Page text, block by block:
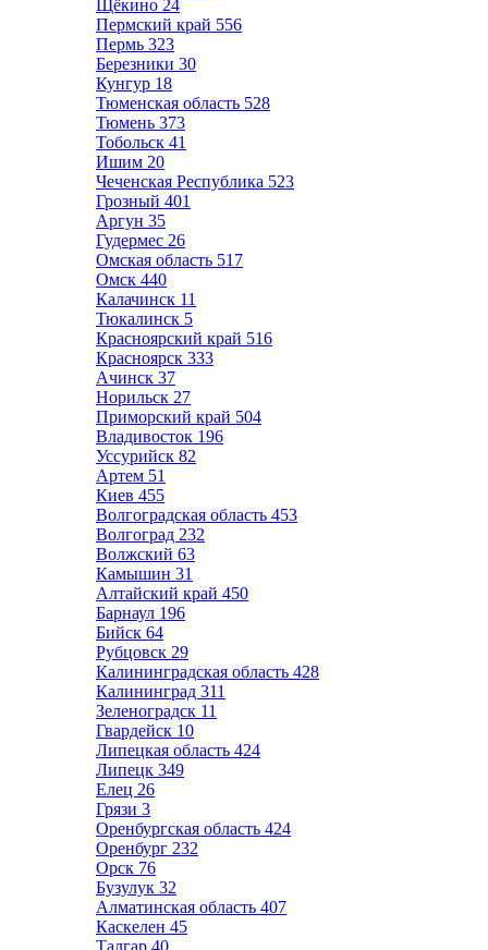
Щёкино 24
Пермский край 556
Пермь 323
Березники 30
Кунгур 18
Тюменская область 528
Тюмень 373
Тобольск 41
Ишим 20
Чеченская Республика 523
Грозный 401
Аргун 35
Гудермес 26
Омская область 517
Омск 440
Калачинск 11
Тюкалинск 5
Красноярский край 516
Красноярск 333
Ачинск 37
Норильск 27
Приморский край 504
Владивосток 196
Уссурийск 82
Артем 51
Киев 455
Волгоградская область 453
Волгоград 232
Волжский 63
Камышин 31
Алтайский край 450
Барнаул 196
Бийск 64
Рубцовск 29
Калининградская область 428
Калининград 311
Зеленоградск 11
Гвардейск 10
Липецкая область 424
Липецк 349
Елец 26
Грязи 3
Оренбургская область 424
Оренбург 232
Орск 76
Бузулук 32
Алматинская область 407
Каскелен 45
Талгар 40